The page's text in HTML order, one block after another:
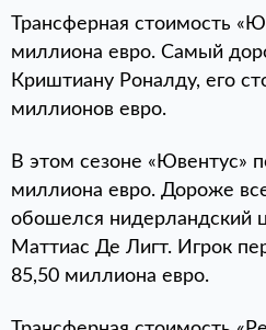
Трансферная стоимость
миллиона евро. Самый
Криштиану Роналду, его
миллионов евро.
В этом сезоне «Ювентус»
миллиона евро. Дороже
обошелся нидерландский
Маттиас Де Лигт. Игрок
85,50 миллиона евро.